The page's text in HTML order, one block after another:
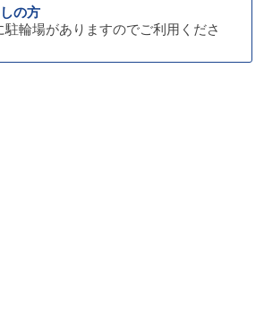
の方
駐輪場がありますのでご利用くださ